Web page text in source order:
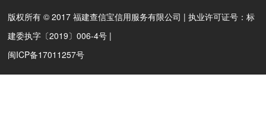
版权所有 © 2017 福建查信宝信用服务有限公司 | 执业许可证号：标
建委执字〔2019〕006-4号 |
闽ICP备17011257号